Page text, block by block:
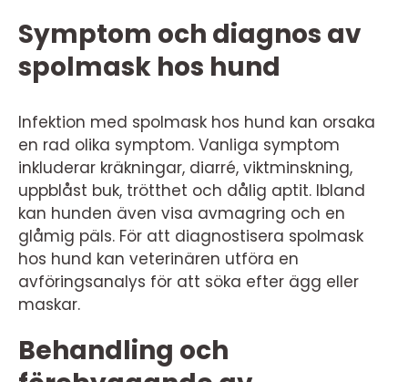
Symptom och diagnos av
spolmask hos hund
Infektion med spolmask hos hund kan orsaka
en rad olika symptom. Vanliga symptom
inkluderar kräkningar, diarré, viktminskning,
uppblåst buk, trötthet och dålig aptit. Ibland
kan hunden även visa avmagring och en
glåmig päls. För att diagnostisera spolmask
hos hund kan veterinären utföra en
avföringsanalys för att söka efter ägg eller
maskar.
Behandling och